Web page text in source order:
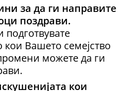
за да ги направите
поздрави.
подготвувате
Вашето семејство
можете да ги
кои